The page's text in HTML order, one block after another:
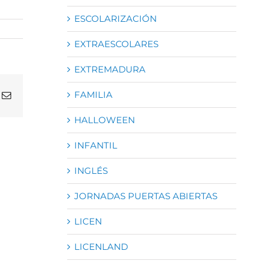
Correo
ESCOLARIZACIÓN
EXTRAESCOLARES
EXTREMADURA
FAMILIA
HALLOWEEN
INFANTIL
INGLÉS
JORNADAS PUERTAS ABIERTAS
LICEN
LICENLAND